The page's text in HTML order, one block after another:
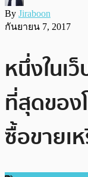
By Jiraboon
กันยายน 7, 2017
หนึ่งในเ
ที่สุดของ
ซื้อขายเ